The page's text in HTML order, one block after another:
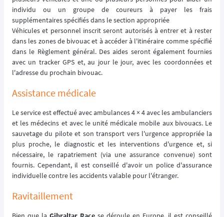
individu ou un groupe de coureurs à payer les frais
supplémentaires spécifiés dans le section appropriée
Véhicules et personnel inscrit seront autorisés à entrer et à rester
dans les zones de bivouac et à accéder à l'itinéraire comme spécifié
dans le Règlement général. Des aides seront également fournies
avec un tracker GPS et, au jour le jour, avec les coordonnées et
l'adresse du prochain bivouac.
Assistance médicale
Le service est effectué avec ambulances 4 × 4 avec les ambulanciers
et les médecins et avec le unité médicale mobile aux bivouacs. Le
sauvetage du pilote et son transport vers l'urgence appropriée la
plus proche, le diagnostic et les interventions d'urgence et, si
nécessaire, le rapatriement (via une assurance convenue) sont
fournis. Cependant, il est conseillé d'avoir un police d'assurance
individuelle contre les accidents valable pour l'étranger.
Ravitaillement